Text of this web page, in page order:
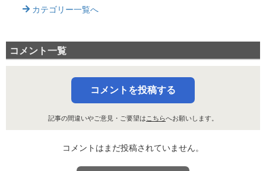
カテゴリー一覧へ
コメント一覧
コメントを投稿する
記事の間違いやご意見・ご要望は こちらへお願いします。
コメントはまだ投稿されていません。